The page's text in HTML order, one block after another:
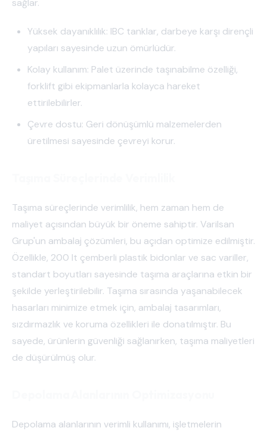
Yüksek dayanıklılık: IBC tanklar, darbeye karşı dirençli
yapıları sayesinde uzun ömürlüdür.
Kolay kullanım: Palet üzerinde taşınabilme özelliği,
forklift gibi ekipmanlarla kolayca hareket
ettirilebilirler.
Çevre dostu: Geri dönüşümlü malzemelerden
üretilmesi sayesinde çevreyi korur.
Taşıma süreçlerinde verimlilik, hem zaman hem de
maliyet açısından büyük bir öneme sahiptir. Varilsan
Grup'un ambalaj çözümleri, bu açıdan optimize edilmiştir.
Özellikle, 200 lt çemberli plastik bidonlar ve sac variller,
standart boyutları sayesinde taşıma araçlarına etkin bir
şekilde yerleştirilebilir. Taşıma sırasında yaşanabilecek
hasarları minimize etmek için, ambalaj tasarımları,
sızdırmazlık ve koruma özellikleri ile donatılmıştır. Bu
sayede, ürünlerin güvenliği sağlanırken, taşıma maliyetleri
de düşürülmüş olur.
Depolama alanlarının verimli kullanımı, işletmelerin